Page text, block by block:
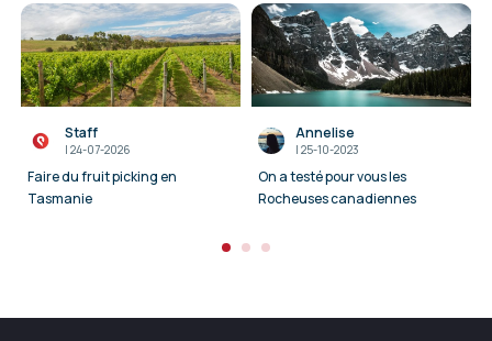
Staff
I 24-07-2026
Faire du fruit picking en
Tasmanie
Annelise
I25-10-2023
On a testé pour vous les
Rocheuses canadiennes